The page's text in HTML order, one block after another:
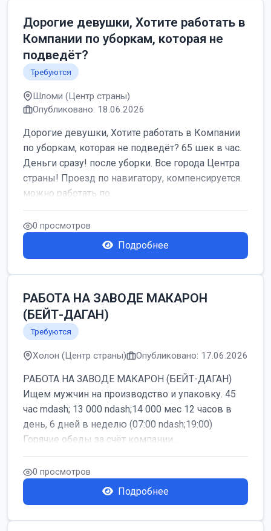
Дорогие девушки, Хотите работать в
Компании по уборкам, которая не
подведёт?
Требуются
Шломи (Центр страны)
Опубликовано: 18.06.2026
Дорогие девушки, Хотите работать в Компании
по уборкам, которая не подведёт? 65 шек в час.
Деньги сразу! после уборки. Все города Центра
страны! Проезд по навигатору, компенсируется.
можно работать по...
0 просмотров
Подробнее
РАБОТА НА ЗАВОДЕ МАКАРОН
(БЕЙТ-ДАГАН)
Требуются
Холон (Центр страны) Опубликовано: 17.06.2026
РАБОТА НА ЗАВОДЕ МАКАРОН (БЕЙТ-ДАГАН)
Ищем мужчин на производство и упаковку. 45
час mdash; 13 000 ndash;14 000 мес 12 часов в
день, 6 дней в неделю (07:00 ndash;19:00)
Горячие обеды за счёт компании ...
0 просмотров
Подробнее